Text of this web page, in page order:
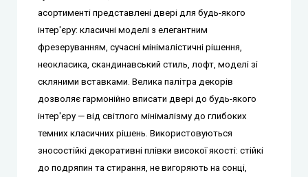
асортименті представлені двері для будь-якого
інтер'єру: класичні моделі з елегантним
фрезеруванням, сучасні мінімалістичні рішення,
неокласика, скандинавський стиль, лофт, моделі зі
скляними вставками. Велика палітра декорів
дозволяє гармонійно вписати двері до будь-якого
інтер'єру — від світлого мінімалізму до глибоких
темних класичних рішень. Використовуються
зносостійкі декоративні плівки високої якості: стійкі
до подряпин та стирання, не вигоряють на сонці,